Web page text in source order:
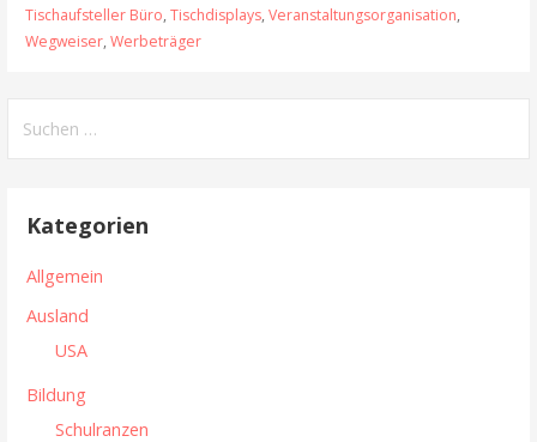
Tischaufsteller Büro, Tischdisplays, Veranstaltungsorganisation,
Wegweiser, Werbeträger
nach:
Kategorien
Allgemein
Ausland
USA
Bildung
Schulranzen